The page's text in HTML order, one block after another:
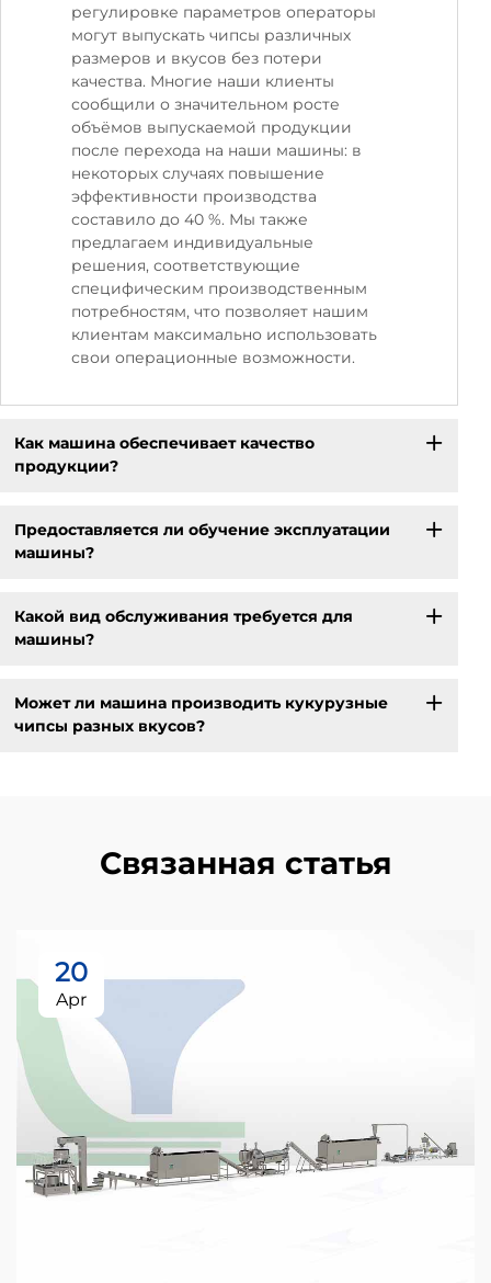
регулировке параметров операторы
могут выпускать чипсы различных
размеров и вкусов без потери
качества. Многие наши клиенты
сообщили о значительном росте
объёмов выпускаемой продукции
после перехода на наши машины: в
некоторых случаях повышение
эффективности производства
составило до 40 %. Мы также
предлагаем индивидуальные
решения, соответствующие
специфическим производственным
потребностям, что позволяет нашим
клиентам максимально использовать
свои операционные возможности.
Как машина обеспечивает качество
продукции?
Предоставляется ли обучение эксплуатации
машины?
Какой вид обслуживания требуется для
машины?
Может ли машина производить кукурузные
чипсы разных вкусов?
Связанная статья
20
Apr